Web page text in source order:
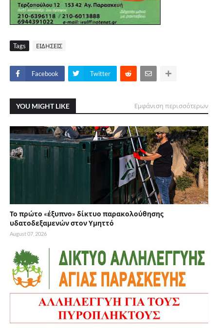
Tags ΕΙΔΗΣΕΙΣ
Facebook Twitter
YOU MIGHT LIKE Εμφάνιση περισσότερων
Το πρώτο «έξυπνο» δίκτυο παρακολούθησης
υδατοδεξαμενών στον Υμηττό
August 07, 2026